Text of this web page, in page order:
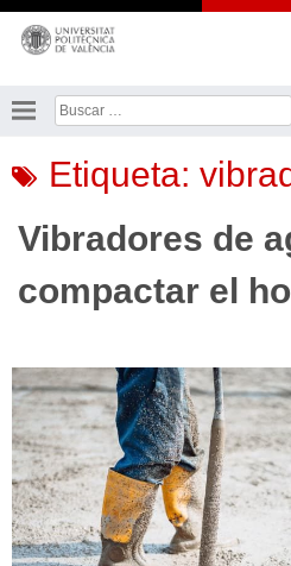
Saltar
contenido
Buscar:
Etiqueta:
Vibradores de
compactar el